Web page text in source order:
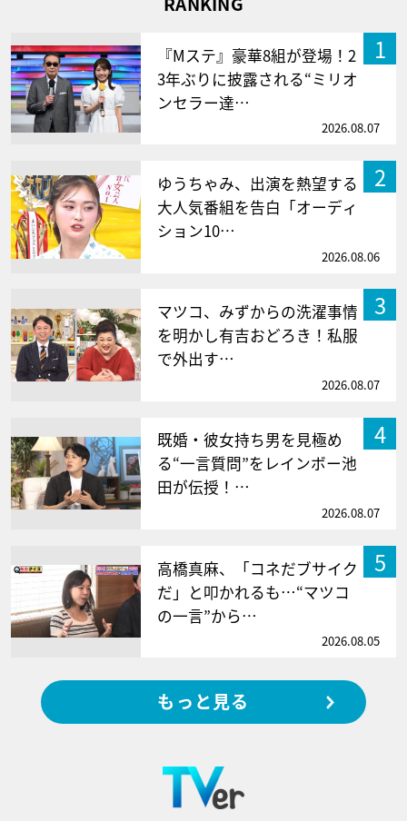
1
『Mステ』豪華8組が登場！2
3年ぶりに披露される“ミリオ
ンセラー達…
2026.08.07
2
ゆうちゃみ、出演を熱望する
大人気番組を告白「オーディ
ション10…
2026.08.06
3
マツコ、みずからの洗濯事情
を明かし有吉おどろき！私服
で外出す…
2026.08.07
4
既婚・彼女持ち男を見極め
る“一言質問”をレインボー池
田が伝授！…
2026.08.07
5
高橋真麻、「コネだブサイク
だ」と叩かれるも…“マツコ
の一言”から…
2026.08.05
もっと見る